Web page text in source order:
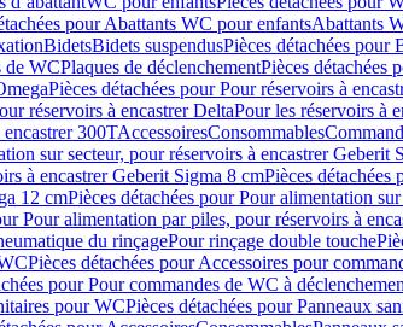
pour Abattants WC pour enfantsAbattants
BidetsBidets suspendusPièces détachées pour
de WCPlaques de déclenchementPièces détachées
Pièces détachées pour Pour réservoirs à
réservoirs à encastrer DeltaPour les réservoirs à
300TAccessoiresConsommables
sur secteur, pour réservoirs à encastrer Geberit
à encastrer Geberit Sigma 8 cmPièces détachées
12 cmPièces détachées pour Pour alimentation
Pour alimentation par piles, pour réservoirs à
du rinçagePour rinçage double touche
Pièces détachées pour Accessoires pour
pour Pour commandes de WC à
pour WCPièces détachées pour Panneaux